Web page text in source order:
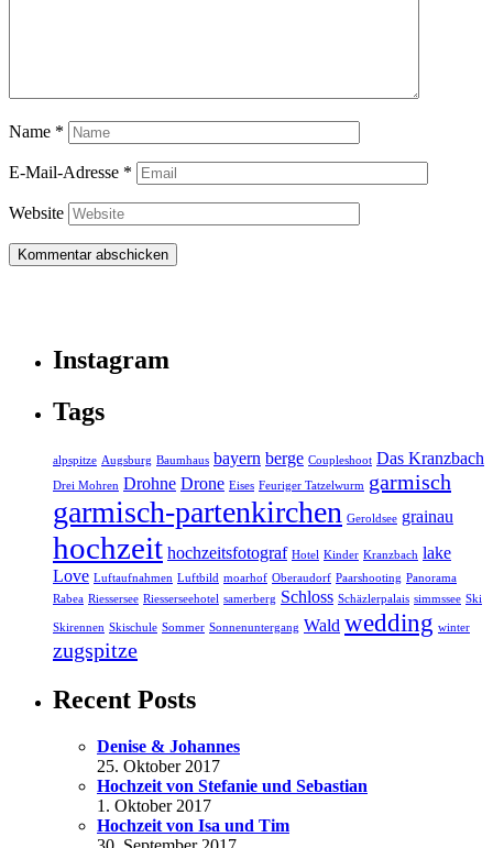
Name *
E-Mail-Adresse *
Website
Instagram
Tags
alpspitze Augsburg Baumhaus bayern berge Coupleshoot Das Kranzbach
Drei Mohren Drohne Drone Eises Feuriger Tatzelwurm garmisch
garmisch-partenkirchen Geroldsee grainau
hochzeit hochzeitsfotograf Hotel Kinder Kranzbach lake
Love Luftaufnahmen Luftbild moarhof Oberaudorf Paarshooting Panorama
Rabea Riessersee Riesserseehotel samerberg Schloss Schäzlerpalais simmssee Ski
Skirennen Skischule Sommer Sonnenuntergang Wald wedding winter
zugspitze
Recent Posts
Denise & Johannes
25. Oktober 2017
Hochzeit von Stefanie und Sebastian
1. Oktober 2017
Hochzeit von Isa und Tim